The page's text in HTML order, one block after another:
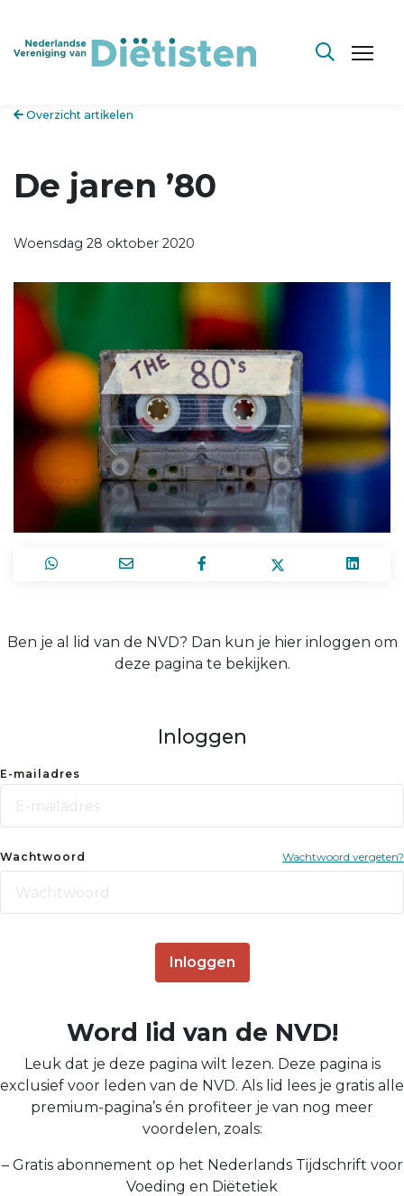
Overzicht artikelen
De jaren ’80
Woensdag 28 oktober 2020
Ben je al lid van de NVD? Dan kun je hier inloggen om
deze pagina te bekijken.
Inloggen
E-mailadres
Wachtwoord Wachtwoord vergeten?
Inloggen
Word lid van de NVD!
Leuk dat je deze pagina wilt lezen. Deze pagina is
exclusief voor leden van de NVD. Als lid lees je gratis alle
premium-pagina’s én profiteer je van nog meer
voordelen, zoals:
– Gratis abonnement op het Nederlands Tijdschrift voor
Voeding en Diëtetiek